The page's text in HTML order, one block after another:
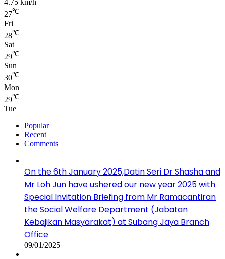
4.75 km/h
27℃
Fri
28℃
Sat
29℃
Sun
30℃
Mon
29℃
Tue
Popular
Recent
Comments
On the 6th January 2025,Datin Seri Dr Shasha and
Mr Loh Jun have ushered our new year 2025 with
Special Invitation Briefing from Mr Ramacantiran
the Social Welfare Department (Jabatan
Kebajikan Masyarakat) at Subang Jaya Branch
Office
09/01/2025